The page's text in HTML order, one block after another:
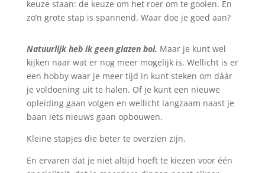
keuze staan: de keuze om het roer om te gooien. En
zo’n grote stap is spannend. Waar doe je goed aan?
Natuurlijk heb ik geen glazen bol. Maar je kunt wel
kijken naar wat er nog meer mogelijk is. Wellicht is er
een hobby waar je meer tijd in kunt steken om dáár
je voldoening uit te halen. Of je kunt een nieuwe
opleiding gaan volgen en wellicht langzaam naast je
baan iets nieuws gaan opbouwen.
Kleine stapjes die beter te overzien zijn.
En ervaren dat je niet altijd hoeft te kiezen voor één